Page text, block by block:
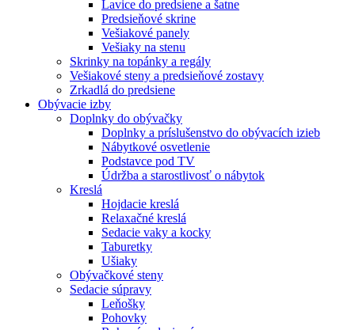
Lavice do predsiene a šatne
Predsieňové skrine
Vešiakové panely
Vešiaky na stenu
Skrinky na topánky a regály
Vešiakové steny a predsieňové zostavy
Zrkadlá do predsiene
Obývacie izby
Doplnky do obývačky
Doplnky a príslušenstvo do obývacích izieb
Nábytkové osvetlenie
Podstavce pod TV
Údržba a starostlivosť o nábytok
Kreslá
Hojdacie kreslá
Relaxačné kreslá
Sedacie vaky a kocky
Taburetky
Ušiaky
Obývačkové steny
Sedacie súpravy
Leňošky
Pohovky